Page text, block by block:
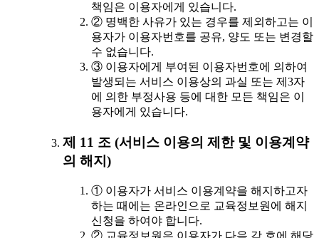
책임은 이용자에게 있습니다.
② 명백한 사유가 있는 경우를 제외하고는 이
용자가 이용자번호를 공유, 양도 또는 변경할
수 없습니다.
③ 이용자에게 부여된 이용자번호에 의하여
발생되는 서비스 이용상의 과실 또는 제3자
에 의한 부정사용 등에 대한 모든 책임은 이
용자에게 있습니다.
제 11 조 (서비스 이용의 제한 및 이용계약
의 해지)
① 이용자가 서비스 이용계약을 해지하고자
하는 때에는 온라인으로 교육정보원에 해지
신청을 하여야 합니다.
② 교육정보원은 이용자가 다음 각 호에 해당